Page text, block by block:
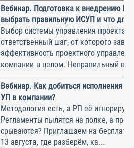
Вебинар. Подготовка к внедрению
выбрать правильную ИСУП и что для
Выбор системы управления
ответственный шаг, от которого
эффективность проектного
компании в целом. Неправильный
Вебинар. Как добиться исполнения
УП в компании?
Методология есть, а РП её
Регламенты пылятся на полке, а
срываются? Приглашаем на
13 августа, где разберём, ка...